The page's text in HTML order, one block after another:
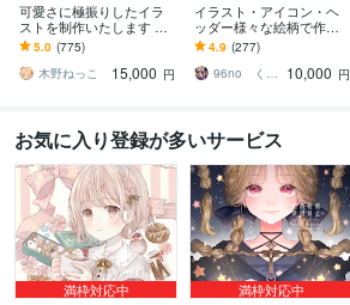
可愛さに極振りしたイラ
ストを制作いたします ★
商用利用＆二次利用込
み！ミニキャラは小物２
点まで無料！★
5.0 (775)
木野ねっこ
15,000 円
イラスト・アイコン・ヘ
ッダー様々な絵柄で作成
します 商用可！似顔絵・
ブログ・インスタ・動画
配信サムネ等用途様々！
4.9 (277)
96no くろの
10,000 円
お気に入り登録が多いサービス
満枠対応中
満枠対応中